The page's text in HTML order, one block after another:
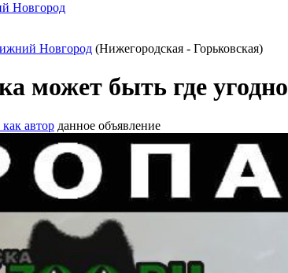
Новгород
Новгород (Нижегородская - Горьковская)
может быть где угодно
автор данное объявление